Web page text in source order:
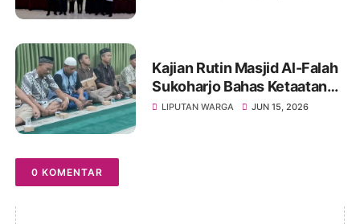
Kajian Rutin Masjid Al-Falah
Sukoharjo Bahas Ketaatan
kepada Rasul sebagai Wujud
LIPUTAN WARGA JUN 15, 2026
0 KOMENTAR